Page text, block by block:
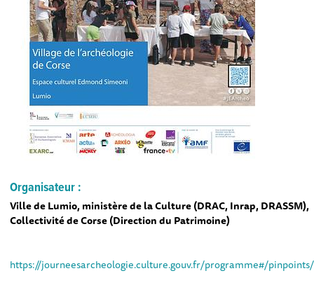
Organisateur :
Ville de Lumio, ministère de la Culture (DRAC, Inrap, DRASSM),
Collectivité de Corse (Direction du Patrimoine)
https://journeesarcheologie.culture.gouv.fr/programme#/